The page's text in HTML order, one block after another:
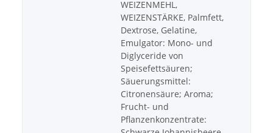
WEIZENMEHL,
WEIZENSTÄRKE, Palmfett,
Dextrose, Gelatine,
Emulgator: Mono- und
Diglyceride von
Speisefettsäuren;
Säuerungsmittel:
Citronensäure; Aroma;
Frucht- und
Pflanzenkonzentrate: